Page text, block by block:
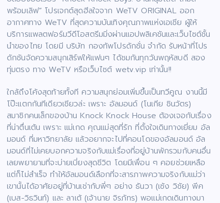
พร้อมเลิฟ” โปรเจกต์สุดฮีลใจจาก WeTV ORIGINAL ออก
อากาศทาง WeTV ที่สุดความบันเทิงคุณภาพแห่งเอเชีย ผู้ให้
บริการแพลตฟอร์มวีดีโอสตรีมมิ่งผ่านแอปพลิเคชันและเว็บไซต์ชั้น
นำของไทย โดยมี บริษัท กองทัพโปรดักชั่น จำกัด รับหน้าที่โปร
ดักชันจัดความสนุกเสิร์ฟให้แฟนๆ ได้ชมกันทุกวันพฤหัสบดี สอง
ทุ่มตรง ทาง WeTV หรือเว็บไซต์ wetv.vip เท่านั้น!!
ใกล้ถึงโค้งสุดท้ายทั้งที ความสนุกย่อมเพิ่มขึ้นเป็นทวีคูณ งานนี้มี
โป๊ะแตกกันทีเดียวเชียวล่ะ เพราะ อัลมอนด์ (โนเกีย ชินวัตร)
สมาชิกคนเล็กของบ้าน Knock Knock House ต้องเจอกับเรื่อง
ที่น่าตื่นเต้น เพราะ แม่เกด คุณแม่สุดที่รัก ที่ตั้งใจเดินทางเยี่ยม อัล
มอนด์ ที่มหาวิทยาลัย แล้วอยากจะไปที่คอนโดของอัลมอนด์ อัล
มอนด์ที่ไม่เคยบอกความจริงกับแม่เรื่องที่อยู่บ้านพักรวมกับคนอื่น
เลยพยายามที่จะบ่ายเบี่ยงสุดชีวิต โดยมีเพื่อน ๆ คอยช่วยเหลือ
แต่ก็ไม่สำเร็จ ทำให้อัลมอนด์เลือกที่จะสารภาพความจริงกับแม่ว่า
เขานั้นได้อาศัยอยู่ที่บ้านเช่ากับพี่ๆ อย่าง ธันวา (เซ้ง วิชัย) พีค
(เบส-วิธวินท์) และ ลาเต้ (เจ้านาย จิรภัทร) พอแม่เกดเดินทางมา